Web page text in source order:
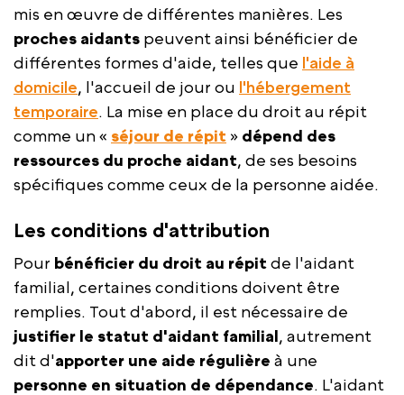
mis en œuvre de différentes manières. Les
proches aidants peuvent ainsi bénéficier de
différentes formes d'aide, telles que l'aide à
domicile, l'accueil de jour ou l'hébergement
temporaire. La mise en place du droit au répit
comme un « séjour de répit » dépend des
ressources du proche aidant, de ses besoins
spécifiques comme ceux de la personne aidée.
Les conditions d'attribution
Pour bénéficier du droit au répitde l'aidant
familial, certaines conditions doivent être
remplies. Tout d'abord, il est nécessaire de
justifier le statut d'aidant familial, autrement
dit d'apporter une aide régulière à une
personne en situation de dépendance. L'aidant